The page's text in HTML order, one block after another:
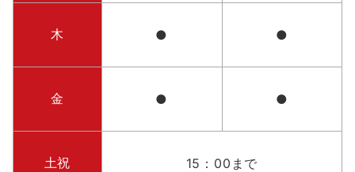
木 ● ●
金 ● ●
土祝 15：00まで